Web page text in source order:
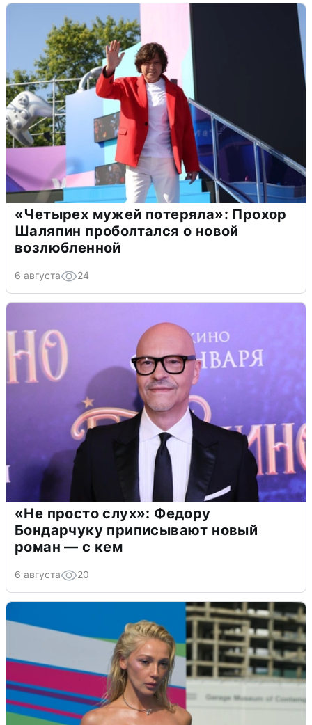
«Четырех мужей потеряла»: Прохор
Шаляпин проболтался о новой
возлюбленной
6 августа 24
«Не просто слух»: Федору
Бондарчуку приписывают новый
роман — с кем
6 августа 20